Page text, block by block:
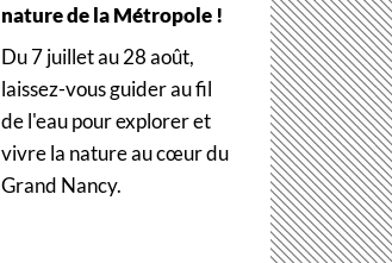
nature de la Métropole !
Du 7 juillet au 28 août,
laissez-vous guider au fil
de l'eau pour explorer et
vivre la nature au cœur du
Grand Nancy.